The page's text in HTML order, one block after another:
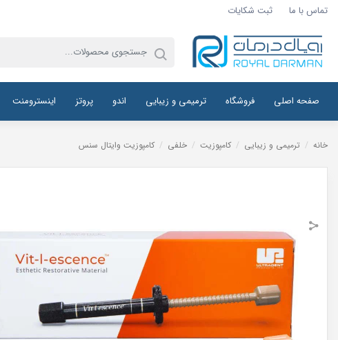
تماس با ما ثبت شکایات
صفحه اصلی فروشگاه ترمیمی و زیبایی اندو پروتز اینسترومنت
خانه / ترمیمی و زیبایی / کامپوزیت / خلفی / کامپوزیت وایتال سنس